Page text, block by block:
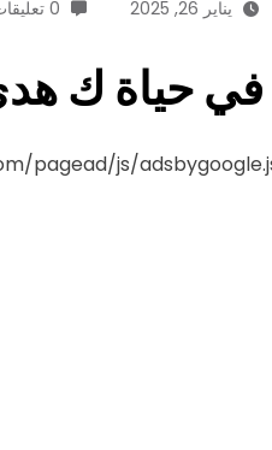
يناير 26, 2025 0 تعليقات
حياة ك هدي
pagead/js/